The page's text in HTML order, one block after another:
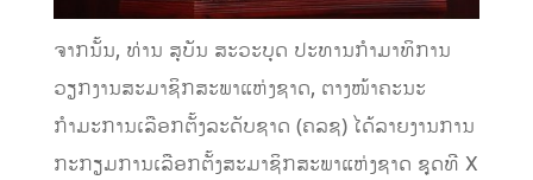
ຈາກນັ້ນ, ທ່ານ ສຸບັນ ສະວະບຸດ ປະທານກຳມາທິການ
ວຽກງານສະມາຊິກສະພາແຫ່ງຊາດ, ຕາງໜ້າຄະນະ
ກຳມະການເລືອກຕັ້ງລະດັບຊາດ (ຄລຊ) ໄດ້ລາຍງານການ
ກະກຽມການເລືອກຕັ້ງສະມາຊິກສະພາແຫ່ງຊາດ ຊຸດທີ X